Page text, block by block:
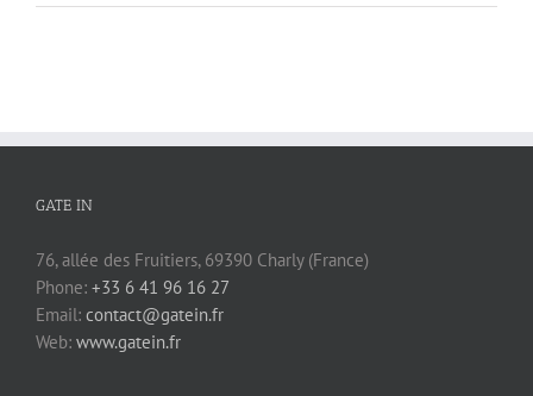
GATE IN
76, allée des Fruitiers, 69390 Charly (France)
Phone: +33 6 41 96 16 27
Email: contact@gatein.fr
Web: www.gatein.fr